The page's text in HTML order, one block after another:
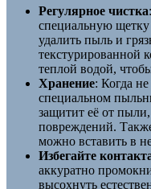
Регулярное чистка
специальную
удалить пыль и
текстурированной
теплой водой,
Хранение: Когда
специальном
защитит её от
повреждений.
можно вставить в
Избегайте
аккуратно
высохнуть